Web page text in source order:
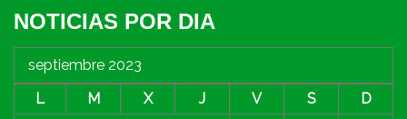
NOTICIAS POR DIA
septiembre 2023
L
M X J V S D